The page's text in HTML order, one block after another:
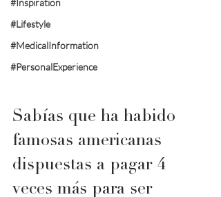
#Inspiration
#Lifestyle
#MedicalInformation
#PersonalExperience
Sabías que ha habido
famosas americanas
dispuestas a pagar 4
veces más para ser